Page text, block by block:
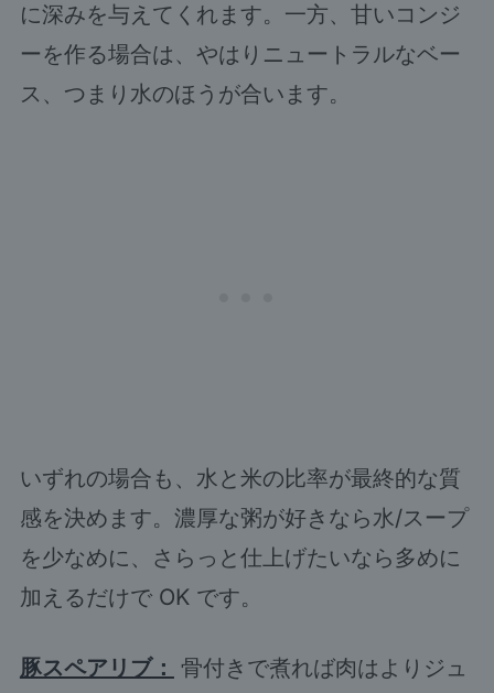
に深みを与えてくれます。一方、甘いコンジ
ーを作る場合は、やはりニュートラルなベー
ス、つまり水のほうが合います。
いずれの場合も、水と米の比率が最終的な質
感を決めます。濃厚な粥が好きなら水/スープ
を少なめに、さらっと仕上げたいなら多めに
加えるだけで OK です。
豚スペアリブ： 骨付きで煮れば肉はよりジュ